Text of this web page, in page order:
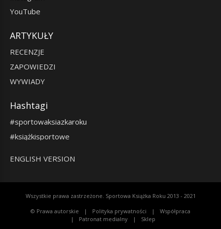
YouTube
ARTYKUŁY
RECENZJE
ZAPOWIEDZI
WYWIADY
Hashtagi
#sportowaksiazkaroku
#książkisportowe
ENGLISH VERSION
Wszystkie prawa zastrzeżone. Sportowa Książka Roku 2013 - 2021
© Prawa autorskie Polityka prywatności
Współpraca
Patronat medialny
Sklep